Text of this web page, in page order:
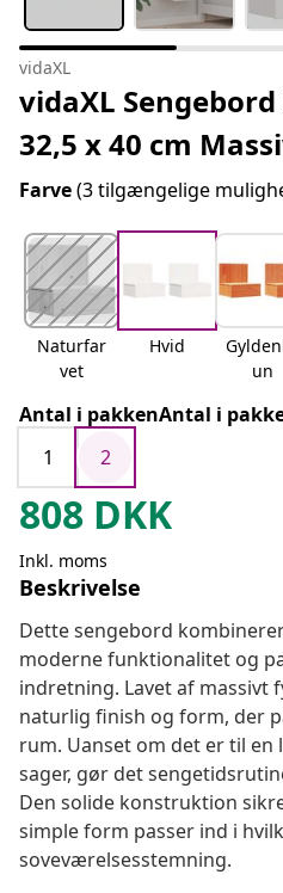
vidaXL
vidaXL
32,5 x 40 cm
Farve(3 tilgængelige
Naturfar
vet
Hvid
un
Antal i pakkenAntal i
1
2
808 DKK
Inkl. moms
Beskrivelse
Dette sengebord
moderne funktionalitet og
indretning. Lavet af massivt
naturlig finish og form, der
rum. Uanset om det er til en
sager, gør det
Den solide konstruktion
simple form passer ind i
soveværelsesstemning.